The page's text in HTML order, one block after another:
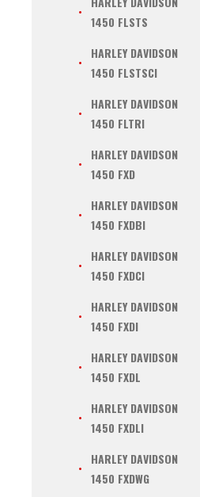
1450 FLSTS
HARLEY DAVIDSON
1450 FLSTSCI
HARLEY DAVIDSON
1450 FLTRI
HARLEY DAVIDSON
1450 FXD
HARLEY DAVIDSON
1450 FXDBI
HARLEY DAVIDSON
1450 FXDCI
HARLEY DAVIDSON
1450 FXDI
HARLEY DAVIDSON
1450 FXDL
HARLEY DAVIDSON
1450 FXDLI
HARLEY DAVIDSON
1450 FXDWG